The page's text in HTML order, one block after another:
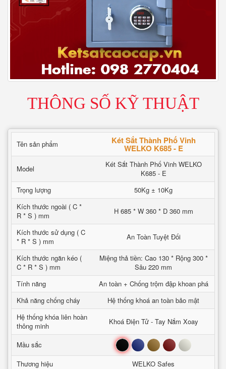
THÔNG SỐ KỸ THUẬT
Tên sản phẩm Két Sắt Thành Phố Vinh
WELKO K685 - E
Model
Két Sắt Thành Phố Vinh WELKO
K685 - E
Trọng lượng
50Kg ± 10Kg
Kích thước ngoài ( C *
R * S ) mm
H 685 * W 360 * D 360 mm
Kích thước sử dụng ( C
* R * S ) mm
An Toàn Tuyệt Đối
Kích thước ngăn kéo (
C * R * S ) mm
Miệng thả tiền: Cao 130 * Rộng 300 *
Sâu 220 mm
Tính năng
An toàn + Chống trộm đập khoan phá
Khả năng chống cháy
Hệ thống khoá an toàn bảo mật
Hệ thống khóa liên hoàn
thông minh
Khoá Điện Tử - Tay Nắm Xoay
Mầu sắc Đen Xanh Nâu Đỏ Trắng
Thương hiệu
WELKO Safes